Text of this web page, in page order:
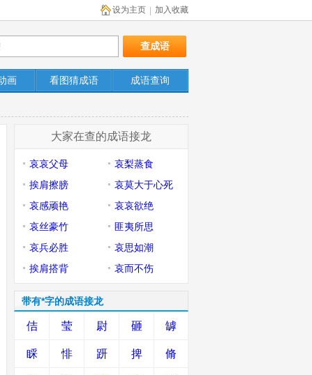
加入收藏
设为主页
画 看图猜成语 成语查询
大家在查的成语接龙
哀哀父母
哀梨蒸食
挨肩擦膀
哀莫大于心死
哀感顽艳
哀哀欲绝
哀丝豪竹
匪夷所思
哀兵必胜
哀思如潮
挨肩搭背
哀而不伤
带有*字的成语接龙
佶 莹 尉 砸 罅
睬 悱 趼 捭 脩